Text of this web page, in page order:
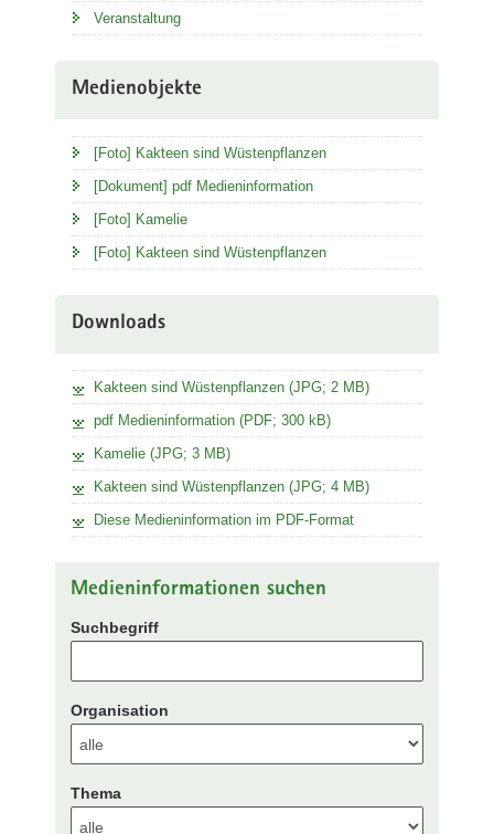
Veranstaltung
Medienobjekte
[Foto] Kakteen sind Wüstenpflanzen
[Dokument] pdf Medieninformation
[Foto] Kamelie
[Foto] Kakteen sind Wüstenpflanzen
Downloads
Kakteen sind Wüstenpflanzen (JPG; 2 MB)
pdf Medieninformation (PDF; 300 kB)
Kamelie (JPG; 3 MB)
Kakteen sind Wüstenpflanzen (JPG; 4 MB)
Diese Medieninformation im PDF-Format
Medieninformationen suchen
Suchbegriff
Organisation
Thema